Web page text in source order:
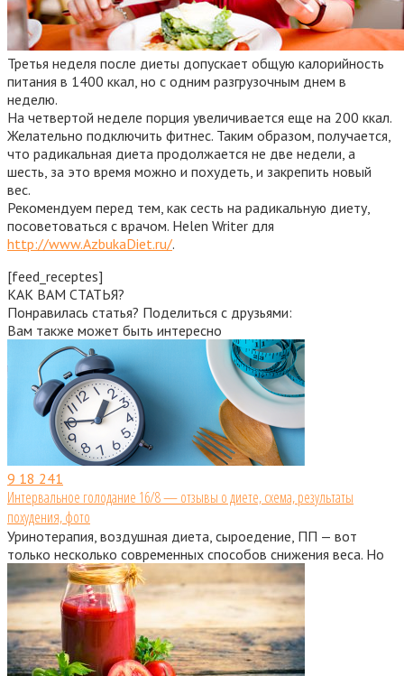
Третья неделя после диеты допускает общую калорийность
питания в 1400 ккал, но с одним разгрузочным днем в
неделю.
На четвертой неделе порция увеличивается еще на 200 ккал.
Желательно подключить фитнес. Таким образом, получается,
что радикальная диета продолжается не две недели, а
шесть, за это время можно и похудеть, и закрепить новый
вес.
Рекомендуем перед тем, как сесть на радикальную диету,
посоветоваться с врачом. Helen Writer для
http://www.AzbukaDiet.ru/.
[feed_receptes]
КАК ВАМ СТАТЬЯ?
Понравилась статья? Поделиться с друзьями:
Вам также может быть интересно
9 18 241
Интервальное голодание 16/8 — отзывы о диете, схема, результаты
похудения, фото
Уринотерапия, воздушная диета, сыроедение, ПП — вот
только несколько современных способов снижения веса. Но